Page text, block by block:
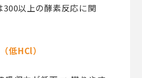
300以上の酵素反応に関
低HCl）